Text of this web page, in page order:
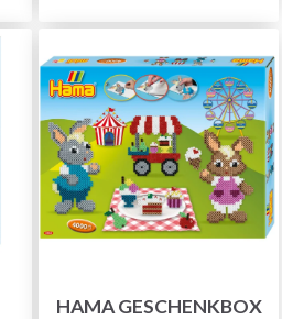
HAMA GESCHENKBOX